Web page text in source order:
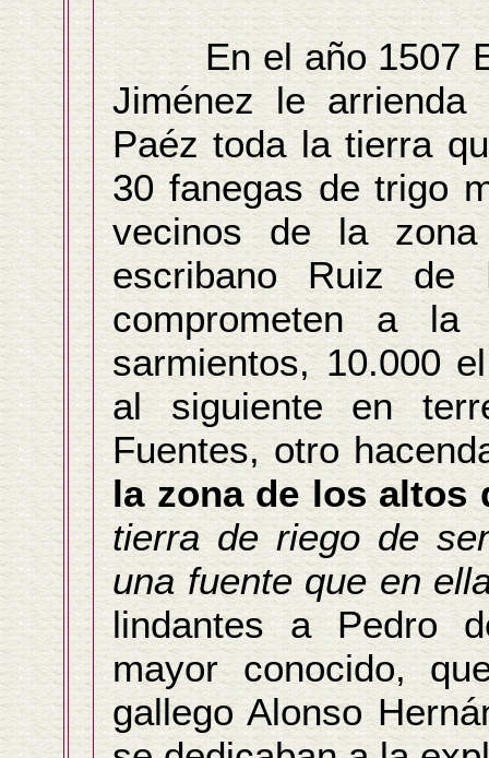
En el año 1507 El
Jiménez le
Paéz toda la tierra
30 fanegas de trigo
vecinos de la
escribano Ruiz
comprometen a
sarmientos, 10.000
al siguiente en
Fuentes, otro
la zona de los altos
tierra de riego de
una fuente que en
lindantes a Pedro
mayor conocido,
gallego Alonso